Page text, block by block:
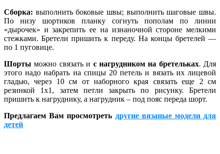
Сборка: выполнить боковые швы; выполнить шаговые швы.
По низу шортиков планку согнуть пополам по линии
«дырочек» и закрепить ее на изнаночной стороне мелкими
стежками. Бретели пришить к переду. На концы бретелей —
по 1 пуговице.
Шорты можно связать и с нагрудником на бретельках. Для
этого надо набрать на спицы 20 петель и вязать их лицевой
гладью, через 10 см от наборного края связать еще 2 см
резинкой 1х1, затем петли закрыть по рисунку. Бретели
пришить к нагруднику, а нагрудник – под пояс переда шорт.
Предлагаем Вам просмотреть другие вязаные модели для
детей